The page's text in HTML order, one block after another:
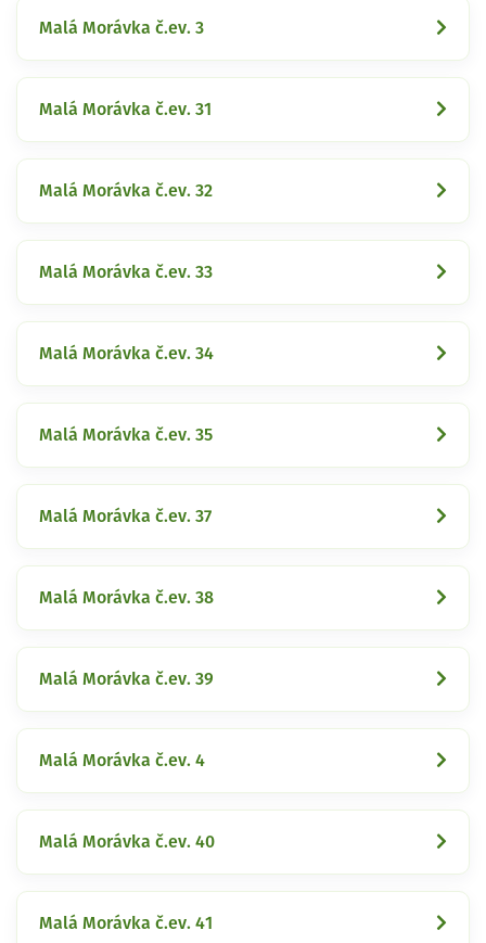
Malá Morávka č.ev. 3
Malá Morávka č.ev. 31
Malá Morávka č.ev. 32
Malá Morávka č.ev. 33
Malá Morávka č.ev. 34
Malá Morávka č.ev. 35
Malá Morávka č.ev. 37
Malá Morávka č.ev. 38
Malá Morávka č.ev. 39
Malá Morávka č.ev. 4
Malá Morávka č.ev. 40
Malá Morávka č.ev. 41